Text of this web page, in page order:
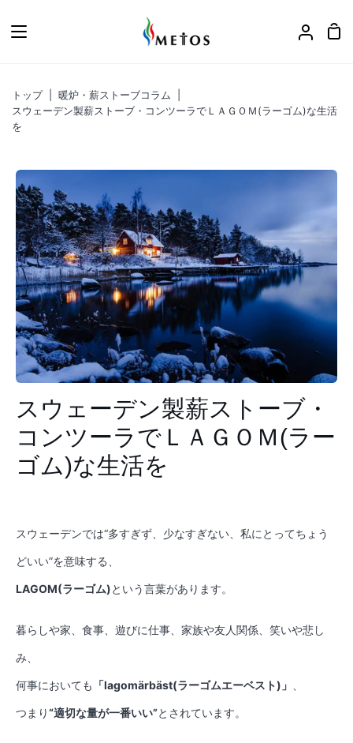
キ
ア
ト
カ
トップ| 暖炉・薪ストーブコラム
スウェーデン製薪ストーブ・コンツーラでＬＡＧＯＭ(ラーゴム)な生活
を
スウェーデン製薪ストーブ・
コンツーラでＬＡＧＯＭ(ラー
ゴム)な生活を
スウェーデンでは“多すぎず、少なすぎない、私にとってちょう
どいい”を意味する、
LAGOM(ラーゴム)という言葉があります。
暮らしや家、食事、遊びに仕事、家族や友人関係、笑いや悲し
み、
何事においても 「lagomärbäst(ラーゴムエーベスト)」
つまり“適切な量が一番いい”とされています。